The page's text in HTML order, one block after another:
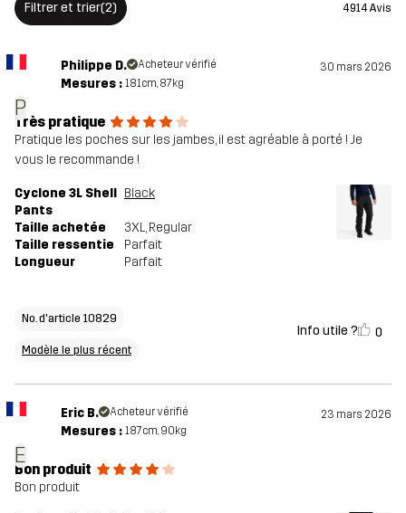
Conçu pour
Numéro
d'article
Voir l'historique des modèles
Filtrer et trier(2) 4 914 Avis
P
Philippe D. Acheteur vérifié 30 mars 2026
Mesures : 181cm, 87kg
Très pratique
Pratique les poches sur les jambes, il est agréable à porté ! Je
vous le recommande !
Cyclone 3L Shell
Pants
Black
Taille achetée 3XL, Regular
Taille ressentie
Parfait
Longueur
Parfait
No. d'article 10829
Modèle le plus récent
Info utile ? 0
E
Eric B. Acheteur vérifié 23 mars 2026
Mesures : 187cm, 90kg
Bon produit
Bon produit